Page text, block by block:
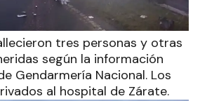
tres personas y otras
según la información
Gendarmería Nacional. Los
al hospital de Zárate.